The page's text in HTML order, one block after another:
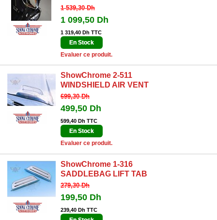
1 539,30 Dh
1 099,50 Dh
1 319,40 Dh TTC
En Stock
Evaluer ce produit.
ShowChrome 2-511
WINDSHIELD AIR VENT
699,30 Dh
499,50 Dh
599,40 Dh TTC
En Stock
Evaluer ce produit.
ShowChrome 1-316
SADDLEBAG LIFT TAB
279,30 Dh
199,50 Dh
239,40 Dh TTC